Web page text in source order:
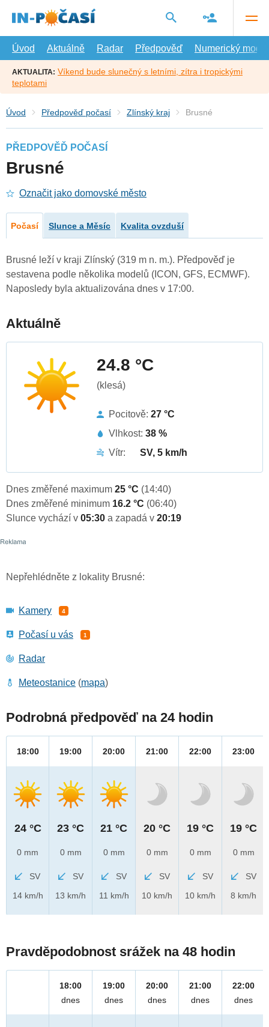
hlavní
Úvod
Aktuálně Radar Předpověď Numerický model
AKTUALITA: Víkend bude slunečný s letními, zítra i tropickými
teplotami
Úvod Předpověď počasí Zlínský kraj Brusné
PŘEDPOVĚĎ POČASÍ
Brusné
Označit jako domovské město
Počasí Slunce a Měsíc Kvalita ovzduší
Brusné leží v kraji Zlínský (319 m n. m.). Předpověď je
sestavena podle několika modelů (ICON, GFS, ECMWF).
Naposledy byla aktualizována dnes v 17:00.
Aktuálně
24.8 °C
(klesá)
Pocitově: 27 °C
Vlhkost: 38 %
Vítr:
SV, 5 km/h
Dnes změřené maximum 25 °C (14:40)
Dnes změřené minimum 16.2 °C (06:40)
Slunce vychází v 05:30 a zapadá v 20:19
Nepřehlédněte z lokality Brusné:
Kamery 4
Počasí u vás 1
Radar
Meteostanice (mapa)
Podrobná předpověď na 24 hodin
18:00
24 °C
0 mm
SV
14 km/h
19:00
23 °C
0 mm
SV
13 km/h
20:00
21 °C
0 mm
SV
11 km/h
21:00
20 °C
0 mm
SV
10 km/h
22:00
19 °C
0 mm
SV
10 km/h
23:00
19 °C
0 mm
SV
8 km/h
Pravděpodobnost srážek na 48 hodin
18:00
dnes
19:00
dnes
20:00
dnes
21:00
dnes
22:00
dnes